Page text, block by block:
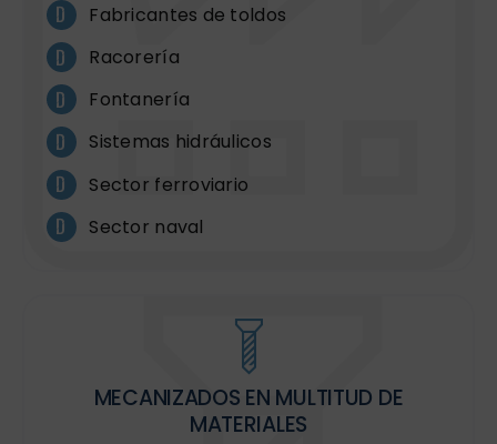
Fabricantes de toldos
Racorería
Fontanería
Sistemas hidráulicos
Sector ferroviario
Sector naval
MECANIZADOS EN MULTITUD DE
MATERIALES